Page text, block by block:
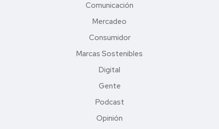
Comunicación
Mercadeo
Consumidor
Marcas Sostenibles
Digital
Gente
Podcast
Opinión